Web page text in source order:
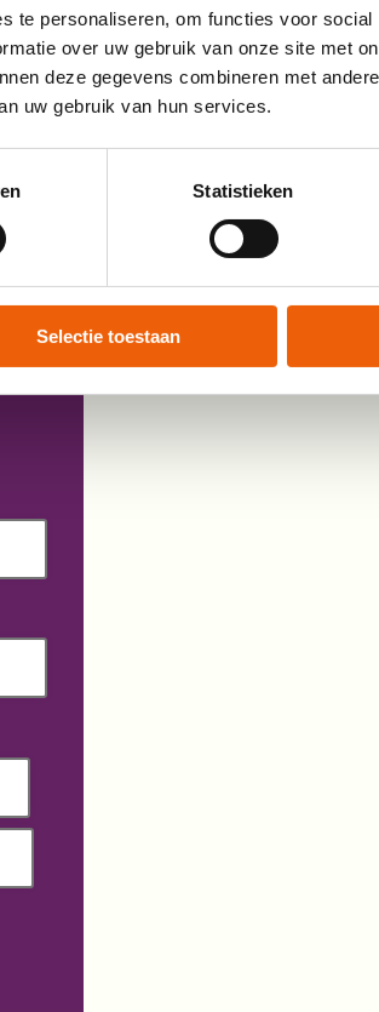
te personaliseren, om functies voor
over uw gebruik van onze site met
deze gegevens combineren met
uw gebruik van hun services.
Statistieken
Selectie toestaan